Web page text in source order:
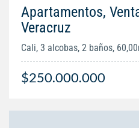
Apartamentos,
Veracruz
Cali, 3 alcobas, 2 baños,
$250.000.000